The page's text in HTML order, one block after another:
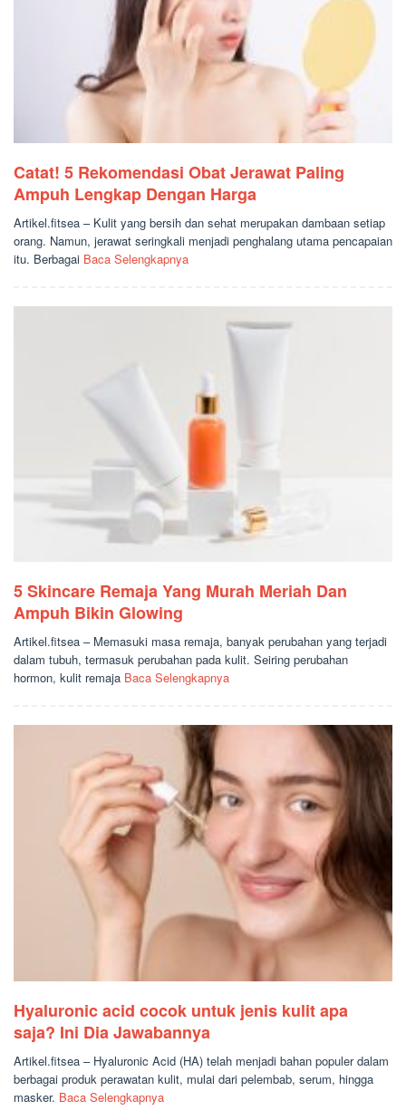
Catat! 5 Rekomendasi Obat Jerawat Paling
Ampuh Lengkap Dengan Harga
Artikel.fitsea – Kulit yang bersih dan sehat merupakan dambaan setiap
orang. Namun, jerawat seringkali menjadi penghalang utama pencapaian
itu. Berbagai Baca Selengkapnya
5 Skincare Remaja Yang Murah Meriah Dan
Ampuh Bikin Glowing
Artikel.fitsea – Memasuki masa remaja, banyak perubahan yang terjadi
dalam tubuh, termasuk perubahan pada kulit. Seiring perubahan
hormon, kulit remaja Baca Selengkapnya
Hyaluronic acid cocok untuk jenis kulit apa
saja? Ini Dia Jawabannya
Artikel.fitsea – Hyaluronic Acid (HA) telah menjadi bahan populer dalam
berbagai produk perawatan kulit, mulai dari pelembab, serum, hingga
masker. Baca Selengkapnya